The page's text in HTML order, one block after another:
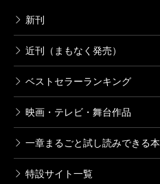
新刊
近刊（まもなく発売）
ベストセラーランキング
映画・テレビ・舞台作品
一章まるごと試し読みできる本
特設サイト一覧